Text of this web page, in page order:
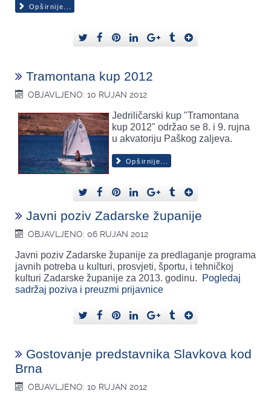
Opširnije...
Tramontana kup 2012
OBJAVLJENO: 10 RUJAN 2012
Jedriličarski kup "Tramontana
kup 2012" održao se 8. i 9. rujna
u akvatoriju Paškog zaljeva.
Opširnije...
Javni poziv Zadarske županije
OBJAVLJENO: 06 RUJAN 2012
Javni poziv Zadarske županije za predlaganje programa
javnih potreba u kulturi, prosvjeti, športu, i tehničkoj
kulturi Zadarske županije za 2013. godinu.
Pogledaj
sadržaj poziva i preuzmi prijavnice
Gostovanje predstavnika Slavkova kod
Brna
OBJAVLJENO: 10 RUJAN 2012